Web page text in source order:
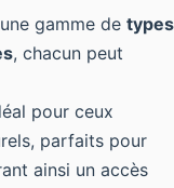
gamme de types
, chacun peut
pour ceux
parfaits pour
ainsi un accès